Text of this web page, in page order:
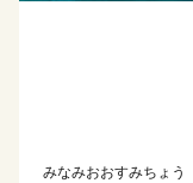
みなみおおすみちょう